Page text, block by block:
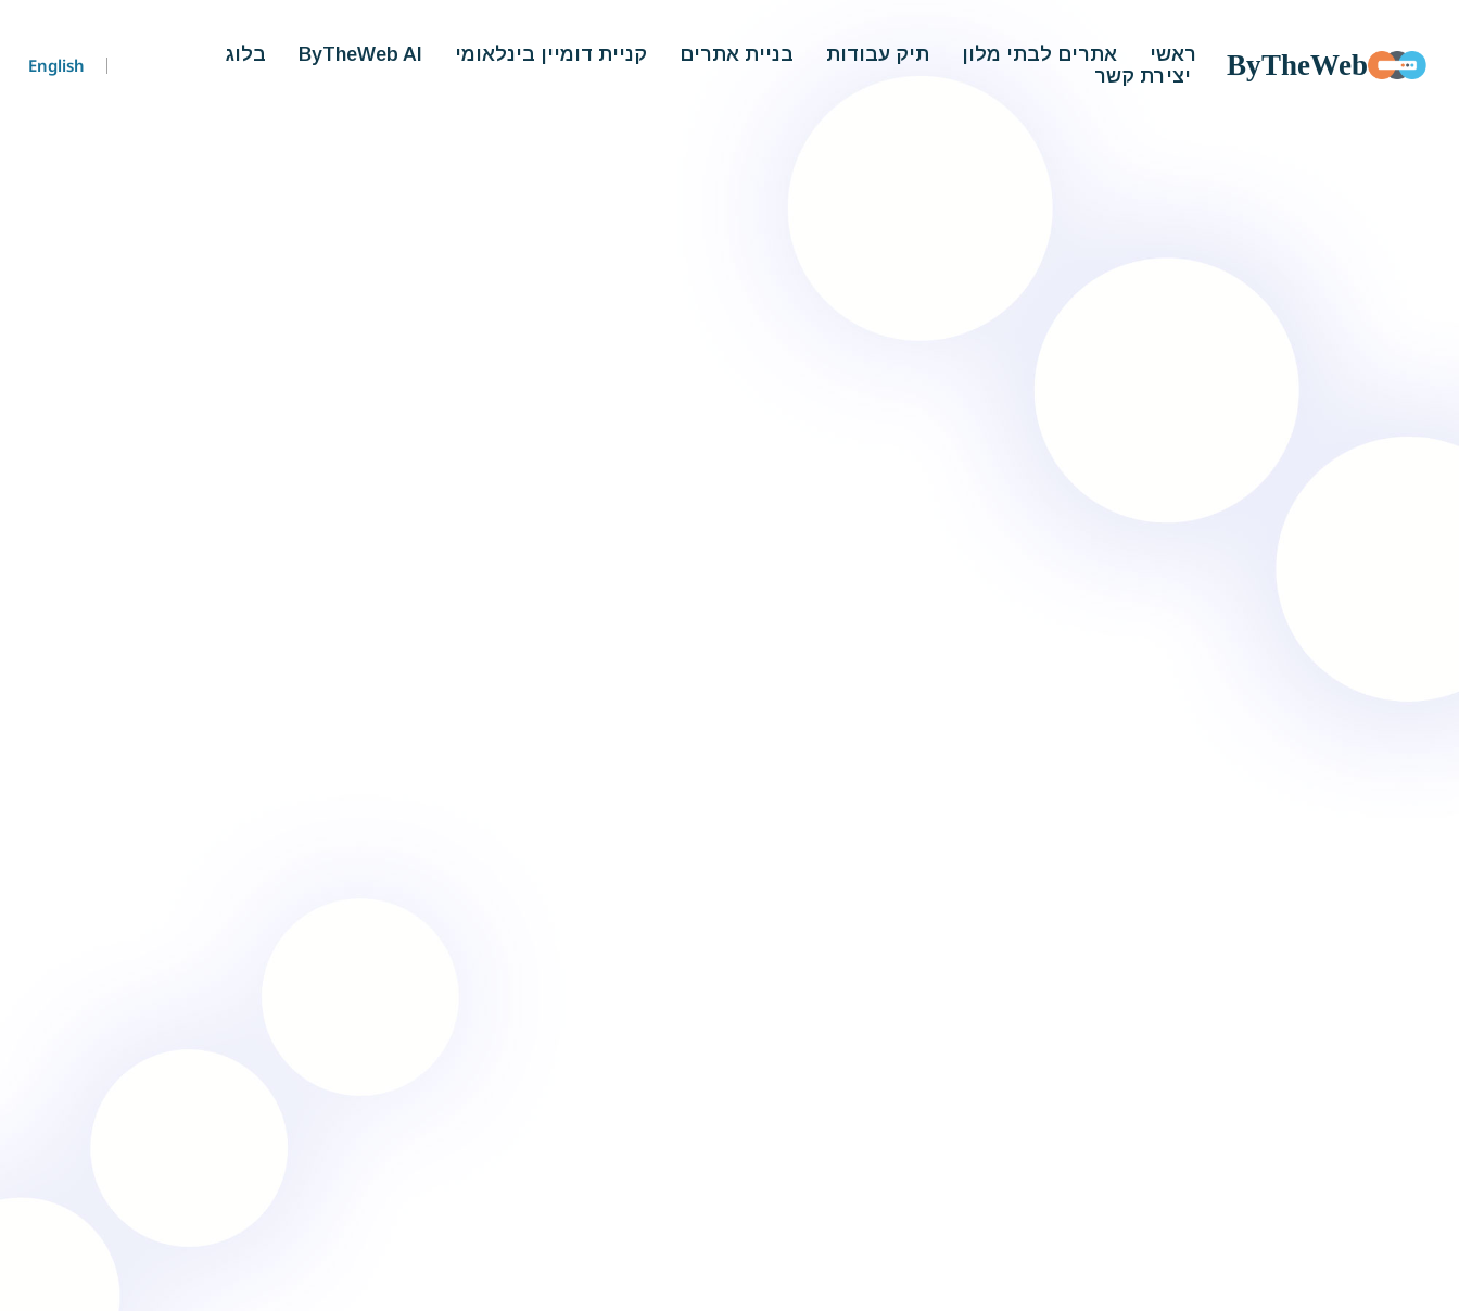
ByTheWeb ראשי אתרים לבתי מלון תיק עבודות בניית אתרים קניית דומיין בינלאומי ByTheWeb AI
בלוג
יצירת קשר
English